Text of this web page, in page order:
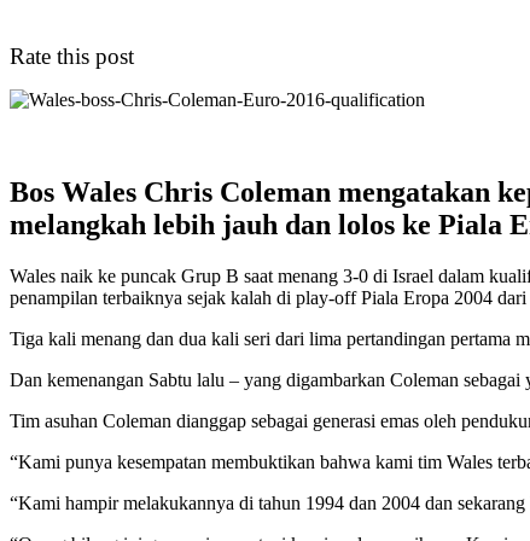
Rate this post
Bos Wales Chris Coleman mengatakan
melangkah lebih jauh dan lolos ke Piala
Wales naik ke puncak Grup B saat menang 3-0 di Israel dalam
penampilan terbaiknya sejak kalah di play-off Piala Eropa 2004
Tiga kali menang dan dua kali seri dari lima pertandingan pertama
Dan kemenangan Sabtu lalu – yang digambarkan Coleman
Tim asuhan Coleman dianggap sebagai generasi emas oleh
“Kami punya kesempatan membuktikan bahwa kami tim Wales
“Kami hampir melakukannya di tahun 1994 dan 2004 dan